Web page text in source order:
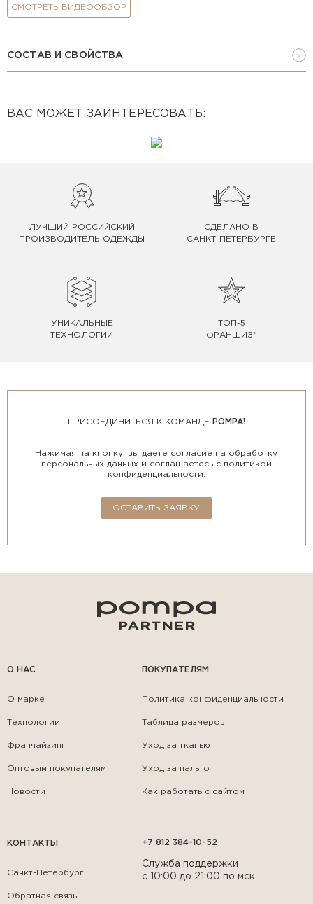
СМОТРЕТЬ ВИДЕООБЗОР
СОСТАВ И СВОЙСТВА
ВАС МОЖЕТ ЗАИНТЕРЕСОВАТЬ:
ЛУЧШИЙ РОССИЙСКИЙ
ПРОИЗВОДИТЕЛЬ ОДЕЖДЫ
СДЕЛАНО В
САНКТ-ПЕТЕРБУРГЕ
УНИКАЛЬНЫЕ
ТЕХНОЛОГИИ
ТОП-5
ФРАНШИЗ*
О НАС
О марке
Технологии
Франчайзинг
Оптовым покупателям
Новости
ПОКУПАТЕЛЯМ
Политика конфиденциальности
Таблица размеров
Уход за тканью
Уход за пальто
Как работать с сайтом
КОНТАКТЫ
Санкт-Петербург
Обратная связь
ПРИСОЕДИНИТЬСЯ К КОМАНДЕ POMPA!
Нажимая на кнопку, вы даете согласие на обработку
персональных данных и соглашаетесь с политикой
конфиденциальности.
ОСТАВИТЬ ЗАЯВКУ
+7 812 384-10-52
Служба поддержки
с 10:00 до 21:00 по мск